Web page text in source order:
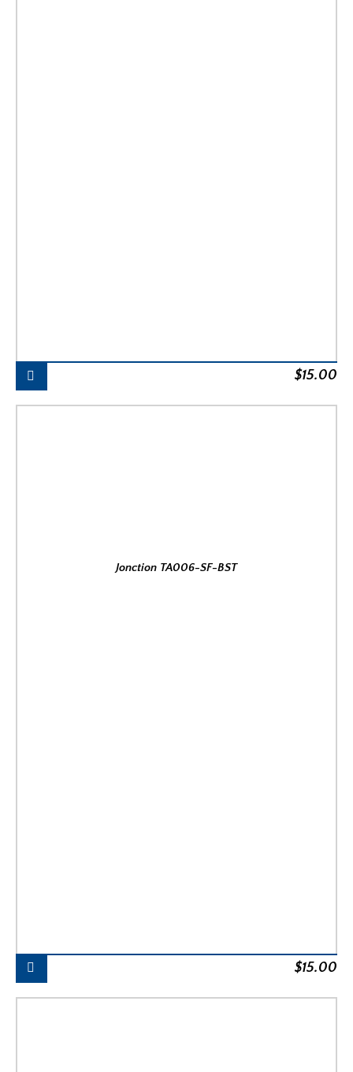
$15.00
Jonction TA006-SF-BST
$15.00